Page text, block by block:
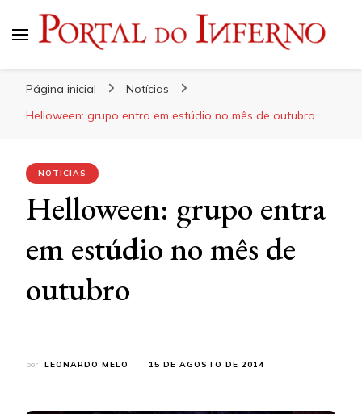
Página inicial
Notícias
Helloween: grupo entra em estúdio no mês de outubro
NOTÍCIAS
Helloween: grupo entra
em estúdio no mês de
outubro
por LEONARDO MELO 15 DE AGOSTO DE 2014